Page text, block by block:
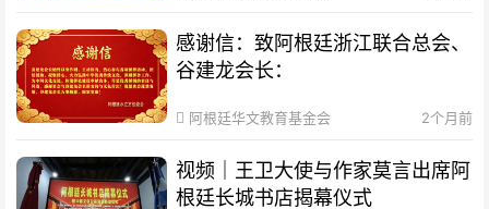
感谢信：致阿根廷浙江联合总会、
谷建龙会长：
阿根廷华文教育基金会 2个月前
视频｜王卫大使与作家莫言出席阿
根廷长城书店揭幕仪式